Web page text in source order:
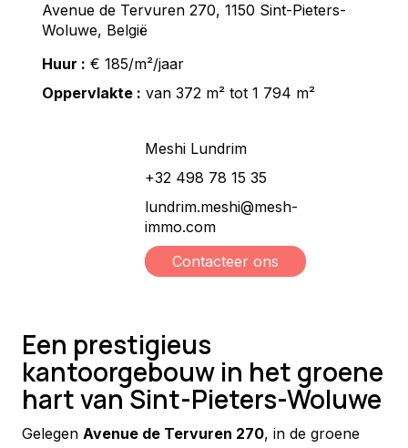
Avenue de Tervuren 270, 1150 Sint-Pieters-
Woluwe, België
Huur : € 185/m²/jaar
Oppervlakte : van 372 m² tot 1 794 m²
Meshi Lundrim
+32 498 78 15 35
lundrim.meshi@mesh-
immo.com
Contacteer ons
Een prestigieus
kantoorgebouw in het groene
hart van Sint-Pieters-Woluwe
Gelegen Avenue de Tervuren 270, in de groene